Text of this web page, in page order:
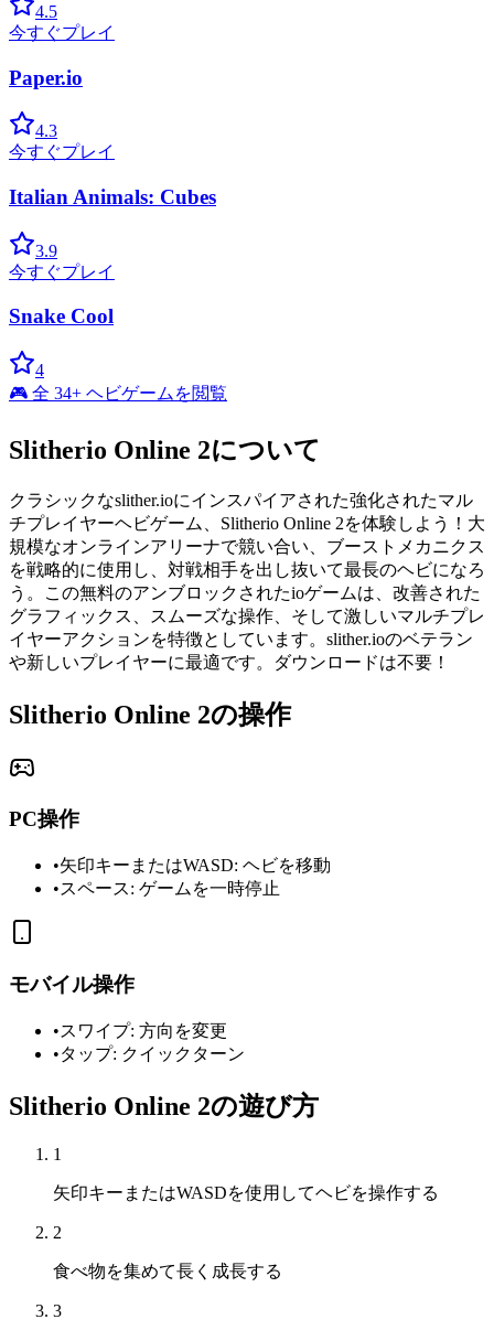
4.5
今すぐプレイ
Paper.io
4.3
今すぐプレイ
Italian Animals: Cubes
3.9
今すぐプレイ
Snake Cool
4
🎮 全 34+ ヘビゲームを閲覧
Slitherio Online 2について
クラシックなslither.ioにインスパイアされた強化されたマル
チプレイヤーヘビゲーム、Slitherio Online 2を体験しよう！大
規模なオンラインアリーナで競い合い、ブーストメカニクス
を戦略的に使用し、対戦相手を出し抜いて最長のヘビになろ
う。この無料のアンブロックされたioゲームは、改善された
グラフィックス、スムーズな操作、そして激しいマルチプレ
イヤーアクションを特徴としています。slither.ioのベテラン
や新しいプレイヤーに最適です。ダウンロードは不要！
Slitherio Online 2の操作
PC操作
•矢印キーまたはWASD: ヘビを移動
•スペース: ゲームを一時停止
モバイル操作
•スワイプ: 方向を変更
•タップ: クイックターン
Slitherio Online 2の遊び方
1
矢印キーまたはWASDを使用してヘビを操作する
2
食べ物を集めて長く成長する
3